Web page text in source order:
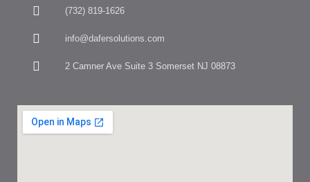
(732) 819-1626
info@dafersolutions.com
2 Camner Ave Suite 3 Somerset NJ 08873